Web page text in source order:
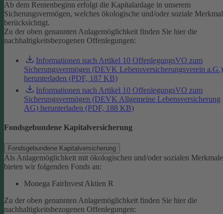
Ab dem Rentenbeginn erfolgt die Kapitalanlage in unserem
Sicherungsvermögen, welches ökologische und/oder soziale
berücksichtigt.
Zu der oben genannten Anlagemöglichkeit finden Sie hier die
nachhaltigkeitsbezogenen Offenlegungen:
Informationen nach Artikel 10 OffenlegungsVO zum
Sicherungsvermögen (DEVK Lebensversicherungsverein a.G.)
herunterladen (PDF, 187 KB)
Informationen nach Artikel 10 OffenlegungsVO zum
Sicherungsvermögen (DEVK Allgemeine Lebensversicherung
AG) herunterladen (PDF, 188 KB)
Fondsgebundene Kapitalversicherung
Fondsgebundene Kapitalversicherung
Als Anlagemöglichkeit mit ökologischen und/oder sozialen
bieten wir folgenden Fonds an:
Monega FairInvest Aktien R
Zu der oben genannten Anlagemöglichkeit finden Sie hier die
nachhaltigkeitsbezogenen Offenlegungen: